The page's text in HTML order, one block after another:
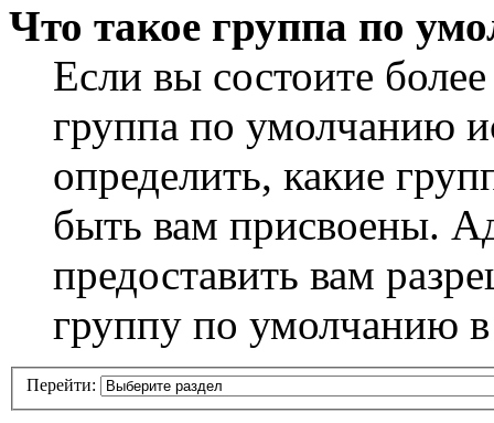
Что такое группа по
Если вы состоите
группа по умолчанию
определить, какие
быть вам присвоены.
предоставить вам
группу по умолчанию
Перейти: